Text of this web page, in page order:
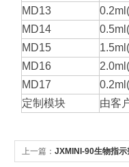
MD13
MD14
MD15
MD16
MD17
定制模块
由客
上一篇： JXMINI-90生物指示